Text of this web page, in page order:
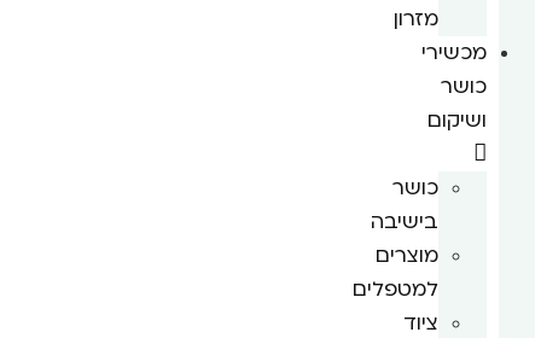
מזרון
מכשירי
כושר
ושיקום
כושר
בישיבה
מוצרים
למטפלים
ציוד